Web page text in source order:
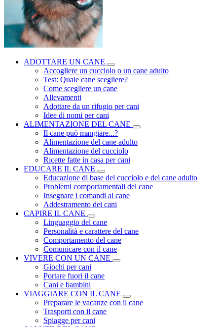
ADOTTARE UN CANE
Accogliere un cucciolo o un cane adulto
Test: Quale cane scegliere?
Come scegliere un cane
Allevamenti
Adottare da un rifugio per cani
Idee di nomi per cani
ALIMENTAZIONE DEL CANE
Il cane può mangiare...?
Alimentazione del cane adulto
Alimentazione del cucciolo
Ricette fatte in casa per cani
EDUCARE IL CANE
Educazione di base del cucciolo e del cane adulto
Problemi comportamentali del cane
Insegnare i comandi al cane
Addestramento dei cani
CAPIRE IL CANE
Linguaggio del cane
Personalità e carattere del cane
Comportamento del cane
Comunicare con il cane
VIVERE CON UN CANE
Giochi per cani
Portare fuori il cane
Cani e bambini
VIAGGIARE CON IL CANE
Preparare le vacanze con il cane
Trasporti con il cane
Spiagge per cani